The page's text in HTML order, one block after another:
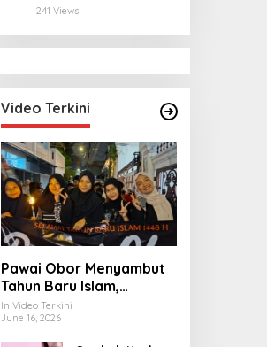
Terbongkar, Polisi
241 Views
Video Terkini
Pawai Obor Menyambut
Tahun Baru Islam,
Bangkitkan Nilai
Persatuan di Palmerah
Jakbar
In Video Terkini
June 16, 2026